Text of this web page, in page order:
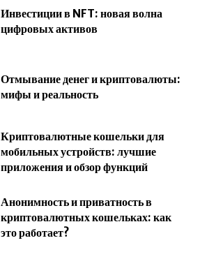
Инвестиции в NFT: новая волна
цифровых активов
Отмывание денег и криптовалюты:
мифы и реальность
Криптовалютные кошельки для
мобильных устройств: лучшие
приложения и обзор функций
Анонимность и приватность в
криптовалютных кошельках: как
это работает?